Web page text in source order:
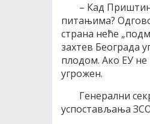
– Кад
питањима?
страна неће
захтев Београда
плодом. Ако ЕУ
угрожен.
Генерални
успостављања